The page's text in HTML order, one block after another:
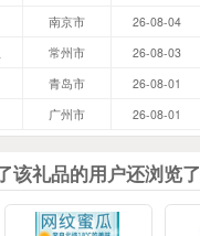
南京市 26-08-04
常州市 26-08-03
青岛市 26-08-01
广州市 26-08-01
该礼品的用户还浏览了